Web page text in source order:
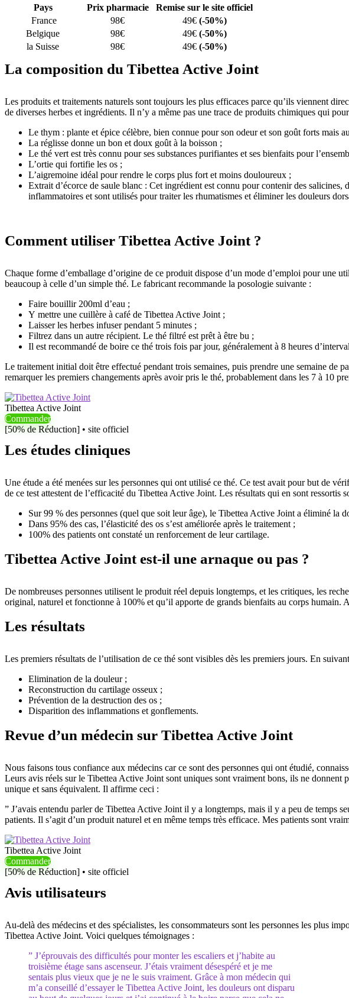
Pays Prix pharmacie
Remise sur le site officiel
France
98€ 49€ (-50%)
Belgique
98€ 49€ (-50%)
la Suisse
98€ 49€ (-50%)
La composition du Tibettea Active Joint
Les produits et traitements naturels sont toujours les plus efficaces parce qu’ils viennent
de diverses herbes et ingrédients. Il n’y a même pas une trace de produits chimiques qui
Le thym : plante et épice célèbre, bien connue pour son odeur et son goût forts mais
La réglisse donne un bon et doux goût à la boisson ;
Le thé vert est très connu pour ses substances purifiantes et ses bienfaits pour
L’ortie qui fortifie les os ;
L’aigremoine idéal pour rendre le corps plus fort et moins douloureux ;
Extrait d’écorce de saule blanc : Cet ingrédient est connu pour contenir des
inflammatoires et sont utilisés pour traiter les rhumatismes et éliminer les douleurs
Comment utiliser Tibettea Active Joint ?
Chaque forme d’emballage d’origine de ce produit dispose d’un mode d’emploi pour une
beaucoup à celle d’un simple thé. Le fabricant recommande la posologie suivante :
Faire bouillir 200ml d’eau ;
Y mettre une cuillère à café de Tibettea Active Joint ;
Laisser les herbes infuser pendant 5 minutes ;
Filtrez dans un autre récipient. Le thé filtré est prêt à être bu ;
Il est recommandé de boire ce thé trois fois par jour, généralement à 8 heures
Le traitement initial doit être effectué pendant trois semaines, puis prendre une semaine de
remarquer les premiers changements après avoir pris le thé, probablement dans les 7 à 10
Tibettea Active Joint
Commander
[50% de Réduction] • site officiel
Les études cliniques
Une étude a été menées sur les personnes qui ont utilisé ce thé. Ce test avait pour but de
de ce test attestent de l’efficacité du Tibettea Active Joint. Les résultats qui en sont ressortis
Sur 99 % des personnes (quel que soit leur âge), le Tibettea Active Joint a éliminé la
Dans 95% des cas, l’élasticité des os s’est améliorée après le traitement ;
100% des patients ont constaté un renforcement de leur cartilage.
Tibettea Active Joint est-il une arnaque ou pas ?
De nombreuses personnes utilisent le produit réel depuis longtemps, et les critiques, les
original, naturel et fonctionne à 100% et qu’il apporte de grands bienfaits au corps
Les résultats
Les premiers résultats de l’utilisation de ce thé sont visibles dès les premiers jours. En
Elimination de la douleur ;
Reconstruction du cartilage osseux ;
Prévention de la destruction des os ;
Disparition des inflammations et gonflements.
Revue d’un médecin sur Tibettea Active Joint
Nous faisons tous confiance aux médecins car ce sont des personnes qui ont étudié,
Leurs avis réels sur le Tibettea Active Joint sont uniques sont vraiment bons, ils ne
unique et sans équivalent. Il affirme ceci :
” J’avais entendu parler de Tibettea Active Joint il y a longtemps, mais il y a peu de temps
patients. Il s’agit d’un produit naturel et en même temps très efficace. Mes patients sont
Tibettea Active Joint
Commander
[50% de Réduction] • site officiel
Avis utilisateurs
Au-delà des médecins et des spécialistes, les consommateurs sont les personnes les plus
Tibettea Active Joint. Voici quelques témoignages :
” J’éprouvais des difficultés pour monter les escaliers et j’habite au
troisième étage sans ascenseur. J’étais vraiment désespéré et je me
sentais plus vieux que je ne le suis vraiment. Grâce à mon médecin qui
m’a conseillé d’essayer le Tibettea Active Joint, les douleurs ont disparu